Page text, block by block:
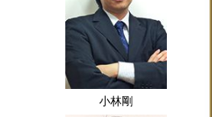
小林剛